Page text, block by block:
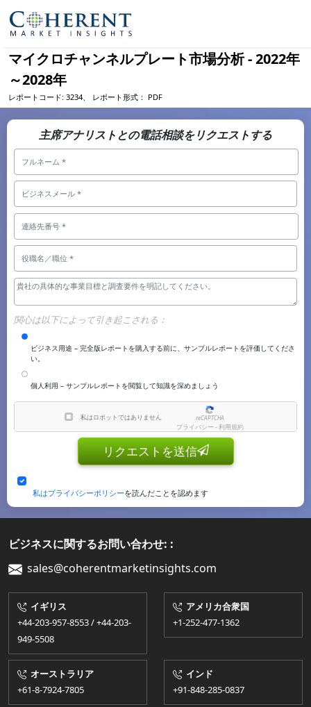
マイクロチャンネルプレート市場分析 - 2022年
～2028年
レポートコード: 3234、 レポート形式： PDF
主席アナリストとの電話相談をリクエストする
関心は以下によって引き起こされる：
ビジネス用途 – 完全版レポートを購入する前に、サンプルレポートを評価してくださ
い。
個人利用 – サンプルレポートを閲覧して知識を深めましょう
私はロボットではありません reCAPTCHA
プライバシー - 利用規約
リクエストを送信
私はプライバシーポリシーを読んだことを認めます
ビジネスに関するお問い合わせ: :
sales@coherentmarketinsights.com
イギリス
+44-203-957-8553 / +44-203-
949-5508
アメリカ合衆国
+1-252-477-1362
オーストラリア
+61-8-7924​​-7805
インド
+91-848-285-0837